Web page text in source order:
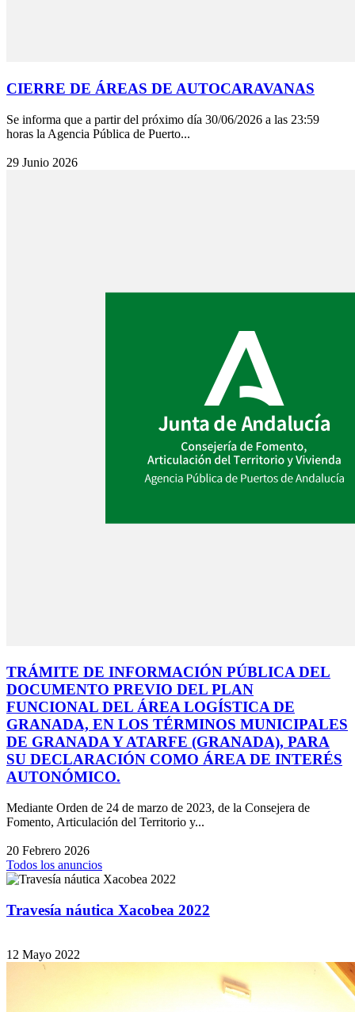
CIERRE DE ÁREAS DE AUTOCARAVANAS
Se informa que a partir del próximo día 30/06/2026 a las 23:59
horas la Agencia Pública de Puerto...
29 Junio 2026
TRÁMITE DE INFORMACIÓN PÚBLICA DEL
DOCUMENTO PREVIO DEL PLAN
FUNCIONAL DEL ÁREA LOGÍSTICA DE
GRANADA, EN LOS TÉRMINOS MUNICIPALES
DE GRANADA Y ATARFE (GRANADA), PARA
SU DECLARACIÓN COMO ÁREA DE INTERÉS
AUTONÓMICO.
Mediante Orden de 24 de marzo de 2023, de la Consejera de
Fomento, Articulación del Territorio y...
20 Febrero 2026
Todos los anuncios
Travesía náutica Xacobea 2022
12 Mayo 2022